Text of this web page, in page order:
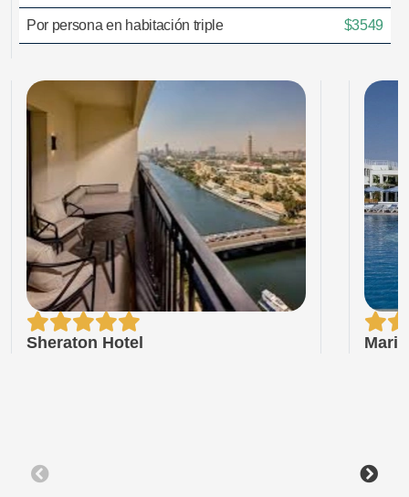
Por persona en habitación triple $3549
Sheraton Hotel